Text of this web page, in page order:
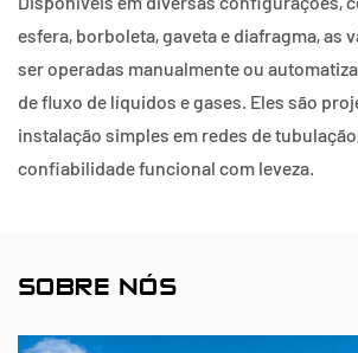
esfera, borboleta, gaveta e diafragma, as
ser operadas manualmente ou
de fluxo de líquidos e gases. Eles são
instalação simples em redes de
confiabilidade funcional com leveza.
SOBRE NÓS